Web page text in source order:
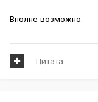
Вполне возможно.
Цитата